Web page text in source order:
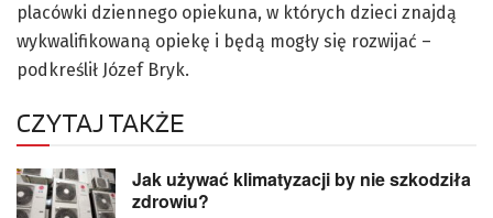
placówki dziennego opiekuna, w których dzieci znajdą
wykwalifikowaną opiekę i będą mogły się rozwijać –
podkreślił Józef Bryk.
CZYTAJ TAKŻE
Jak używać klimatyzacji by nie szkodziła
zdrowiu?